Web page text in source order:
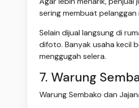
sering membuat
Selain dijual langsung di
difoto. Banyak usaha kecil
menggugah selera.
7. Warung
Warung Sembako dan